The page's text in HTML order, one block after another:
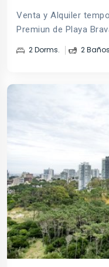
Venta y Alquiler
Premiun de Playa
2 Dorms. 2 Baños